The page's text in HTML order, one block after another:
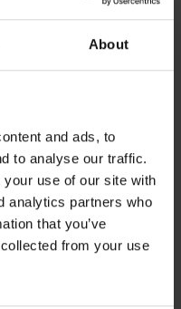
About
and ads, to
to analyse our traffic.
use of our site with
analytics partners who
that you’ve
from your use
-30%
лв.)